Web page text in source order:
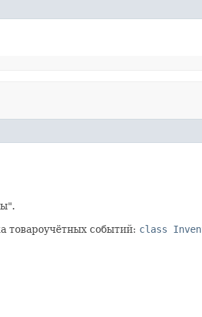
товароучётных событий: class